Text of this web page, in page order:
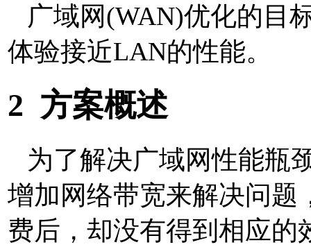
广域网(WAN)优化的目
体验接近LAN的性能。
2 方案概述
为了解决广域网性能瓶
增加网络带宽来解决问题
费后，却没有得到相应的